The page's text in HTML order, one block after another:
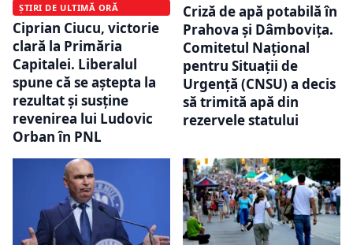
ȘTIRI DE ULTIMĂ ORĂ
Ciprian Ciucu, victorie
clară la Primăria
Capitalei. Liberalul
spune că se aştepta la
rezultat şi susţine
revenirea lui Ludovic
Orban în PNL
Criză de apă potabilă în
Prahova și Dâmbovița.
Comitetul Naţional
pentru Situaţii de
Urgenţă (CNSU) a decis
să trimită apă din
rezervele statului